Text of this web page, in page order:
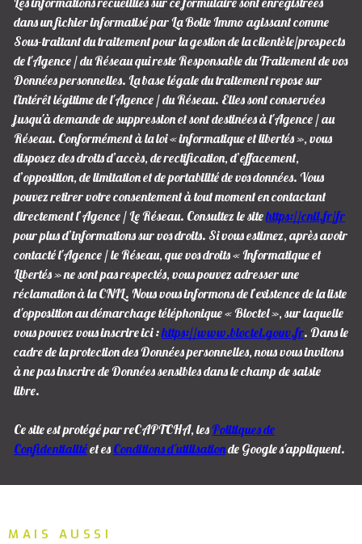
dans un fichier informatisé par La Boite Immo agissant comme
Sous-traitant du traitement pour la gestion de la clientèle/prospects
de l'Agence / du Réseau qui reste Responsable du Traitement de vos
Données personnelles. La base légale du traitement repose sur
l'intérêt légitime de l'Agence / du Réseau. Elles sont conservées
jusqu'à demande de suppression et sont destinées à l'Agence / au
Réseau. Conformément à la loi « informatique et libertés », vous
disposez des droits d’accès, de rectification, d’effacement,
d’opposition, de limitation et de portabilité de vos données. Vous
pouvez retirer votre consentement à tout moment en contactant
directement l’Agence / Le Réseau. Consultez le sitehttps://cnil.fr/fr
pour plus d’informations sur vos droits. Si vous estimez, après avoir
contacté l'Agence / le Réseau, que vos droits « Informatique et
Libertés » ne sont pas respectés, vous pouvez adresser une
réclamation à la CNIL. Nous vous informons de l’existence de la liste
d'opposition au démarchage téléphonique « Bloctel », sur laquelle
vous pouvez vous inscrire ici :https://www.bloctel.gouv.fr. Dans le
cadre de la protection des Données personnelles, nous vous invitons
à ne pas inscrire de Données sensibles dans le champ de saisie
libre.
Ce site est protégé par reCAPTCHA, lesPolitiques de
Confidentialitéet es Conditions d'utilisationde Google s'appliquent.
MAIS AUSSI